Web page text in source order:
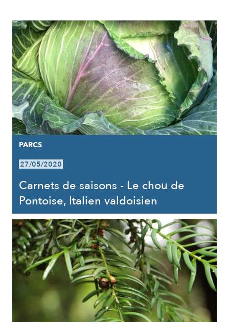
RÉSULTATS
PARCS
27/05/2020
Carnets de saisons - Le chou de
Pontoise, Italien valdoisien